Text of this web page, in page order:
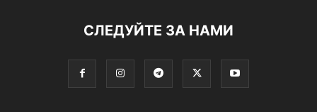
СЛЕДУЙТЕ ЗА НАМИ